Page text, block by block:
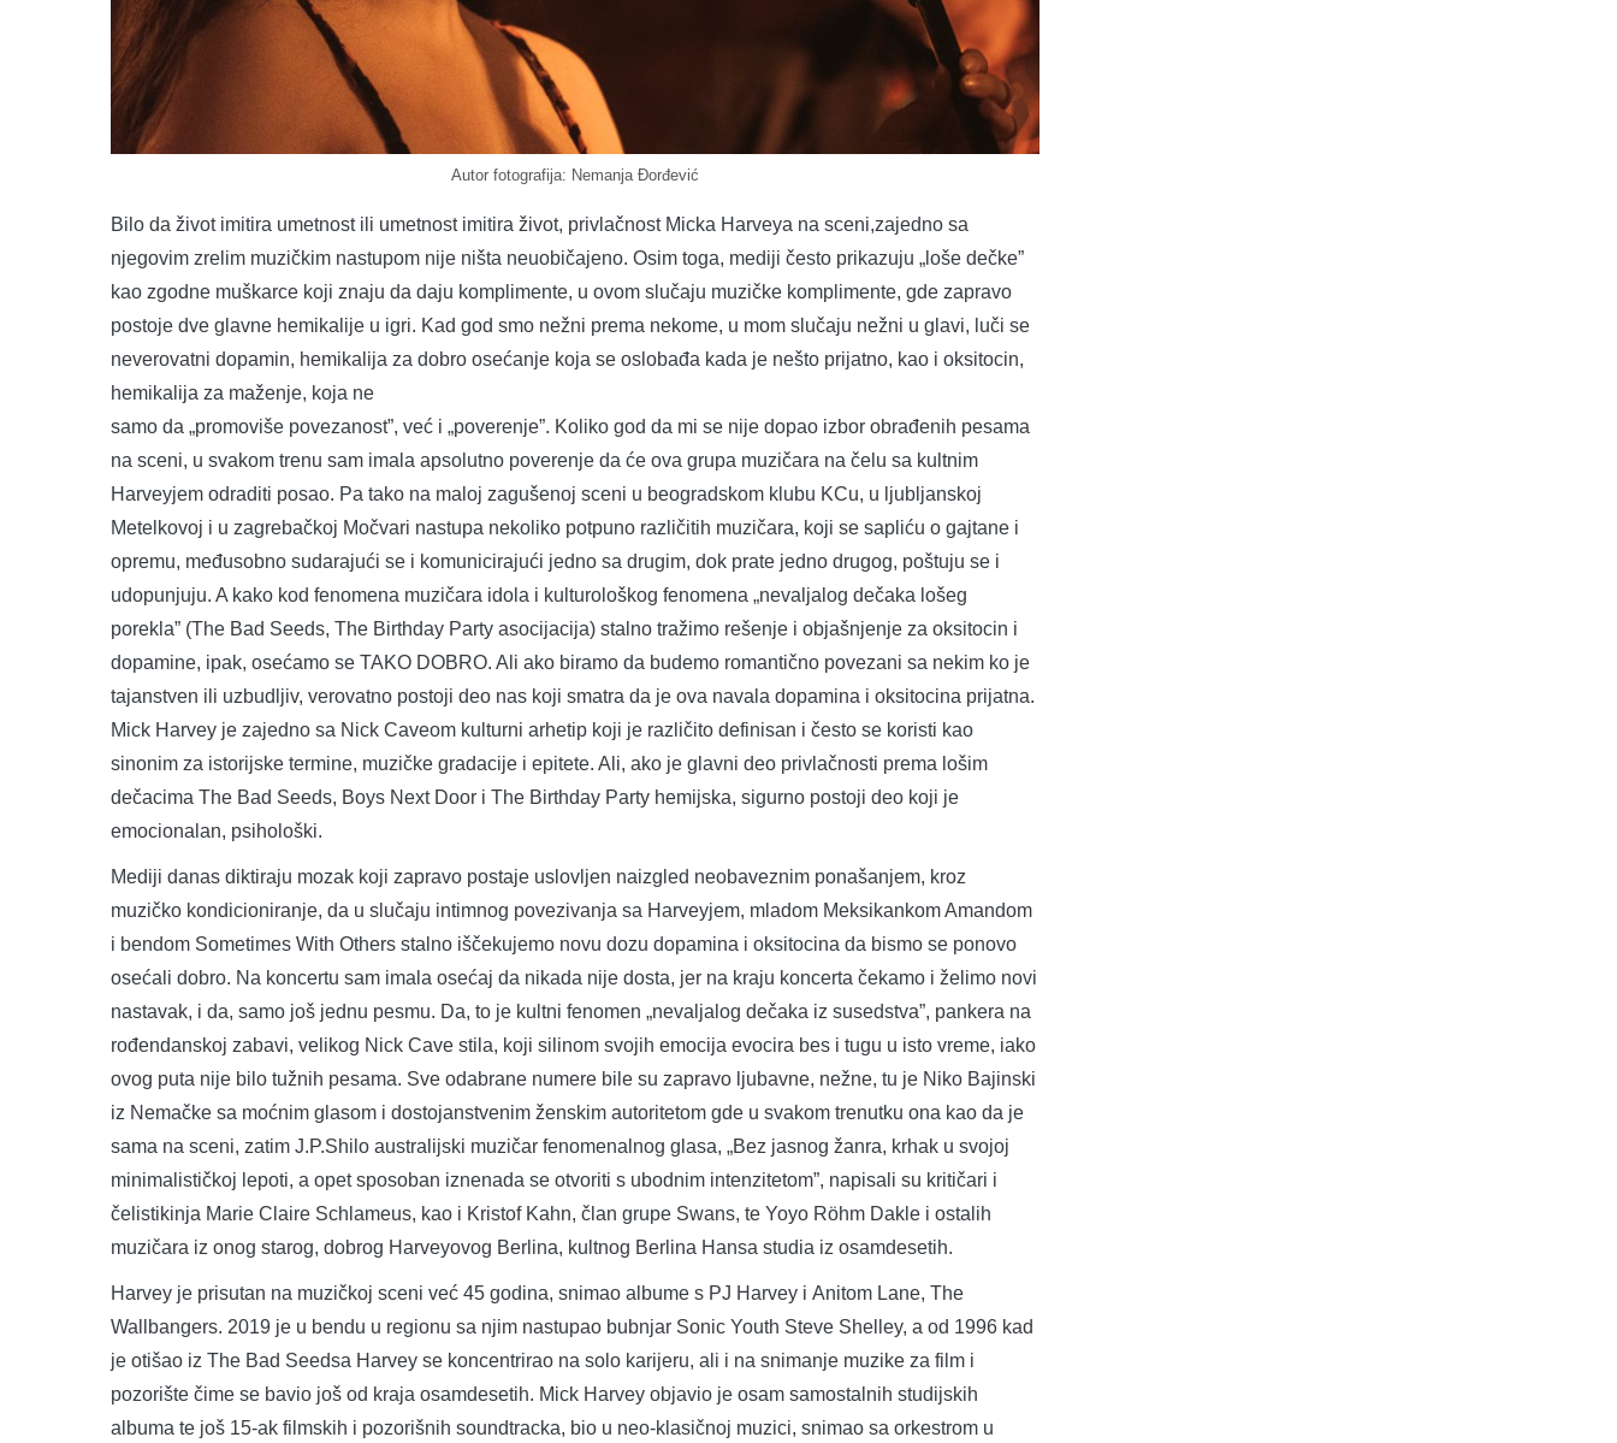
Autor fotografija: Nemanja Đorđević
Bilo da život imitira umetnost ili umetnost imitira život, privlačnost Micka Harveya na sceni,zajedno sa
njegovim zrelim muzičkim nastupom nije ništa neuobičajeno. Osim toga, mediji često prikazuju „loše dečke”
kao zgodne muškarce koji znaju da daju komplimente, u ovom slučaju muzičke komplimente, gde zapravo
postoje dve glavne hemikalije u igri. Kad god smo nežni prema nekome, u mom slučaju nežni u glavi, luči se
neverovatni dopamin, hemikalija za dobro osećanje koja se oslobađa kada je nešto prijatno, kao i oksitocin,
hemikalija za maženje, koja ne
samo da „promoviše povezanost”, već i „poverenje”. Koliko god da mi se nije dopao izbor obrađenih pesama
na sceni, u svakom trenu sam imala apsolutno poverenje da će ova grupa muzičara na čelu sa kultnim
Harveyjem odraditi posao. Pa tako na maloj zagušenoj sceni u beogradskom klubu KCu, u ljubljanskoj
Metelkovoj i u zagrebačkoj Močvari nastupa nekoliko potpuno različitih muzičara, koji se sapliću o gajtane i
opremu, međusobno sudarajući se i komunicirajući jedno sa drugim, dok prate jedno drugog, poštuju se i
udopunjuju. A kako kod fenomena muzičara idola i kulturološkog fenomena „nevaljalog dečaka lošeg
porekla” (The Bad Seeds, The Birthday Party asocijacija) stalno tražimo rešenje i objašnjenje za oksitocin i
dopamine, ipak, osećamo se TAKO DOBRO. Ali ako biramo da budemo romantično povezani sa nekim ko je
tajanstven ili uzbudljiv, verovatno postoji deo nas koji smatra da je ova navala dopamina i oksitocina prijatna.
Mick Harvey je zajedno sa Nick Caveom kulturni arhetip koji je različito definisan i često se koristi kao
sinonim za istorijske termine, muzičke gradacije i epitete. Ali, ako je glavni deo privlačnosti prema lošim
dečacima The Bad Seeds, Boys Next Door i The Birthday Party hemijska, sigurno postoji deo koji je
emocionalan, psihološki.
Mediji danas diktiraju mozak koji zapravo postaje uslovljen naizgled neobaveznim ponašanjem, kroz
muzičko kondicioniranje, da u slučaju intimnog povezivanja sa Harveyjem, mladom Meksikankom Amandom
i bendom Sometimes With Others stalno iščekujemo novu dozu dopamina i oksitocina da bismo se ponovo
osećali dobro. Na koncertu sam imala osećaj da nikada nije dosta, jer na kraju koncerta čekamo i želimo novi
nastavak, i da, samo još jednu pesmu. Da, to je kultni fenomen „nevaljalog dečaka iz susedstva”, pankera na
rođendanskoj zabavi, velikog Nick Cave stila, koji silinom svojih emocija evocira bes i tugu u isto vreme, iako
ovog puta nije bilo tužnih pesama. Sve odabrane numere bile su zapravo ljubavne, nežne, tu je Niko Bajinski
iz Nemačke sa moćnim glasom i dostojanstvenim ženskim autoritetom gde u svakom trenutku ona kao da je
sama na sceni, zatim J.P.Shilo australijski muzičar fenomenalnog glasa, „Bez jasnog žanra, krhak u svojoj
minimalističkoj lepoti, a opet sposoban iznenada se otvoriti s ubodnim intenzitetom”, napisali su kritičari i
čelistikinja Marie Claire Schlameus, kao i Kristof Kahn, član grupe Swans, te Yoyo Röhm Dakle i ostalih
muzičara iz onog starog, dobrog Harveyovog Berlina, kultnog Berlina Hansa studia iz osamdesetih.
Harvey je prisutan na muzičkoj sceni već 45 godina, snimao albume s PJ Harvey i Anitom Lane, The
Wallbangers. 2019 je u bendu u regionu sa njim nastupao bubnjar Sonic Youth Steve Shelley, a od 1996 kad
je otišao iz The Bad Seedsa Harvey se koncentrirao na solo karijeru, ali i na snimanje muzike za film i
pozorište čime se bavio još od kraja osamdesetih. Mick Harvey objavio je osam samostalnih studijskih
albuma te još 15-ak filmskih i pozorišnih soundtracka, bio u neo-klasičnoj muzici, snimao sa orkestrom u